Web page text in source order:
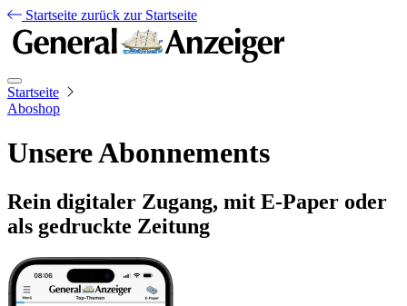
Startseite zurück zur Startseite
Startseite
Aboshop
Unsere Abonnements
Rein digitaler Zugang, mit E-Paper oder
als gedruckte Zeitung